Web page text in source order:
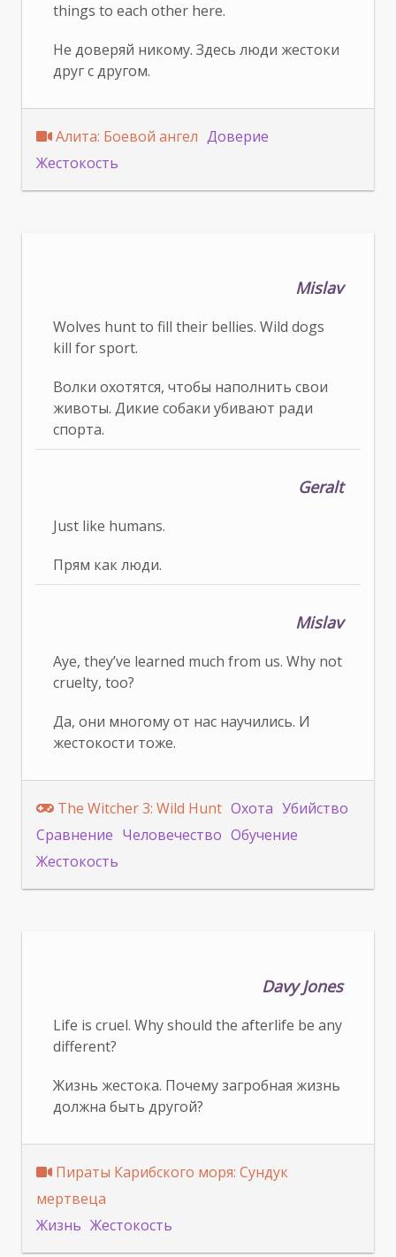
things to each other here.
Не доверяй никому. Здесь люди жестоки
друг с другом.
Алита: Боевой ангел Доверие
Жестокость
Mislav
Wolves hunt to fill their bellies. Wild dogs
kill for sport.
Волки охотятся, чтобы наполнить свои
животы. Дикие собаки убивают ради
спорта.
Geralt
Just like humans.
Прям как люди.
Mislav
Aye, they’ve learned much from us. Why not
cruelty, too?
Да, они многому от нас научились. И
жестокости тоже.
The Witcher 3: Wild Hunt Охота Убийство
Сравнение Человечество Обучение
Жестокость
Davy Jones
Life is cruel. Why should the afterlife be any
different?
Жизнь жестока. Почему загробная жизнь
должна быть другой?
Пираты Карибского моря: Сундук
мертвеца
Жизнь Жестокость